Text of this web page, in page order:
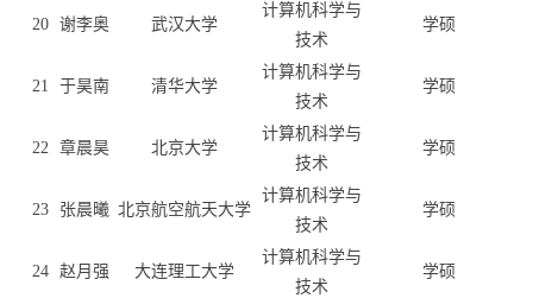
20 谢李奥 武汉大学
计算机科学与
技术
学硕
21 于昊南 清华大学
计算机科学与
技术
学硕
22 章晨昊 北京大学
计算机科学与
技术
学硕
23 张晨曦 北京航空航天大学
计算机科学与
技术
学硕
24 赵月强 大连理工大学
计算机科学与
技术
学硕